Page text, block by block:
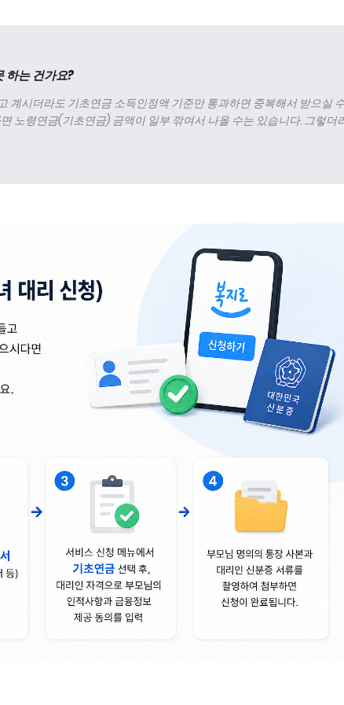
하는 건가요?
계시더라도 기초연금 소득인정액 기준만 통과하면 중복해서 받으실
노령연금(기초연금) 금액이 일부 깎여서 나올 수는 있습니다. 그렇더